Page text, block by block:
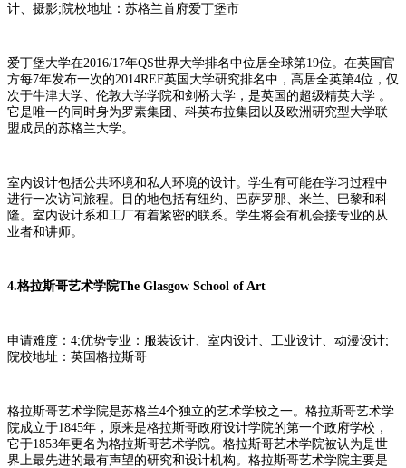
计、摄影;院校地址：苏格兰首府爱丁堡市
爱丁堡大学在2016/17年QS世界大学排名中位居全球第19位。在英国官
方每7年发布一次的2014REF英国大学研究排名中，高居全英第4位，仅
次于牛津大学、伦敦大学学院和剑桥大学，是英国的超级精英大学 。
它是唯一的同时身为罗素集团、科英布拉集团以及欧洲研究型大学联
盟成员的苏格兰大学。
室内设计包括公共环境和私人环境的设计。学生有可能在学习过程中
进行一次访问旅程。目的地包括有纽约、巴萨罗那、米兰、巴黎和科
隆。室内设计系和工厂有着紧密的联系。学生将会有机会接专业的从
业者和讲师。
4.格拉斯哥艺术学院The Glasgow School of Art
申请难度：4;优势专业：服装设计、室内设计、工业设计、动漫设计;
院校地址：英国格拉斯哥
格拉斯哥艺术学院是苏格兰4个独立的艺术学校之一。格拉斯哥艺术学
院成立于1845年，原来是格拉斯哥政府设计学院的第一个政府学校，
它于1853年更名为格拉斯哥艺术学院。格拉斯哥艺术学院被认为是世
界上最先进的最有声望的研究和设计机构。格拉斯哥艺术学院主要是